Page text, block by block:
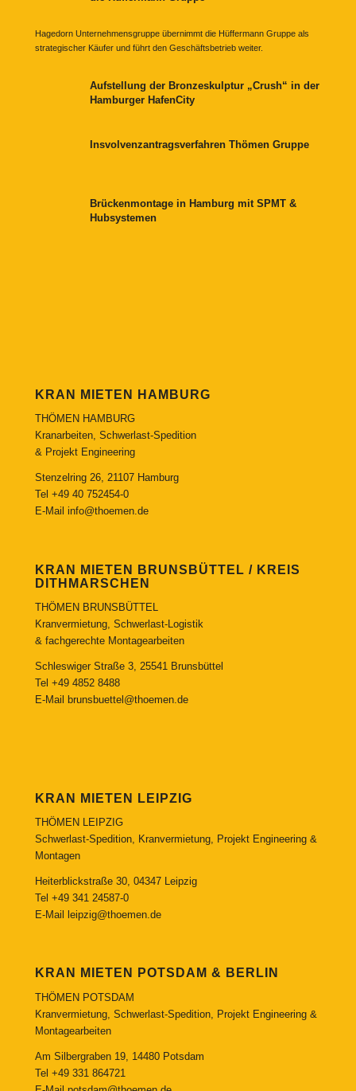
Hagedorn Unternehmensgruppe übernimmt die Hüffermann Gruppe als
strategischer Käufer und führt den Geschäftsbetrieb weiter.
Aufstellung der Bronzeskulptur „Crush“ in der
Hamburger HafenCity
Insvolvenzantragsverfahren Thömen Gruppe
Brückenmontage in Hamburg mit SPMT &
Hubsystemen
KRAN MIETEN HAMBURG
THÖMEN HAMBURG
Kranarbeiten, Schwerlast-Spedition
& Projekt Engineering
Stenzelring 26, 21107 Hamburg
Tel +49 40 752454-0
E-Mail info@thoemen.de
KRAN MIETEN BRUNSBÜTTEL / KREIS
DITHMARSCHEN
THÖMEN BRUNSBÜTTEL
Kranvermietung, Schwerlast-Logistik
& fachgerechte Montagearbeiten
Schleswiger Straße 3, 25541 Brunsbüttel
Tel +49 4852 8488
E-Mail
brunsbuettel@thoemen.de
KRAN MIETEN LEIPZIG
THÖMEN LEIPZIG
Schwerlast-Spedition, Kranvermietung, Projekt Engineering &
Montagen
Heiterblickstraße 30, 04347 Leipzig
Tel +49 341 24587-0
E-Mail
leipzig@thoemen.de
KRAN MIETEN POTSDAM & BERLIN
THÖMEN POTSDAM
Kranvermietung, Schwerlast-Spedition, Projekt Engineering &
Montagearbeiten
Am Silbergraben 19, 14480 Potsdam
Tel +49 331 864721